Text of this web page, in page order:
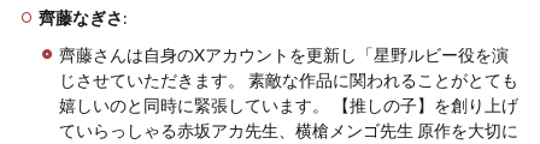
齊藤なぎさ:
齊藤さんは自身のXアカウントを更新し「星野ルビー役を演
じさせていただきます。 素敵な作品に関われることがとても
嬉しいのと同時に緊張しています。 【推しの子】を創り上げ
ていらっしゃる赤坂アカ先生、横槍メンゴ先生 原作を大切に